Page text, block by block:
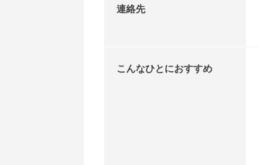
連絡先
こんなひとにおすすめ